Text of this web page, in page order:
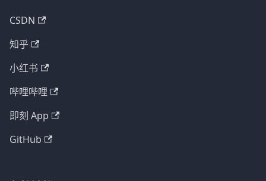
CSDN
知乎
小红书
哔哩哔哩
即刻 App
GitHub